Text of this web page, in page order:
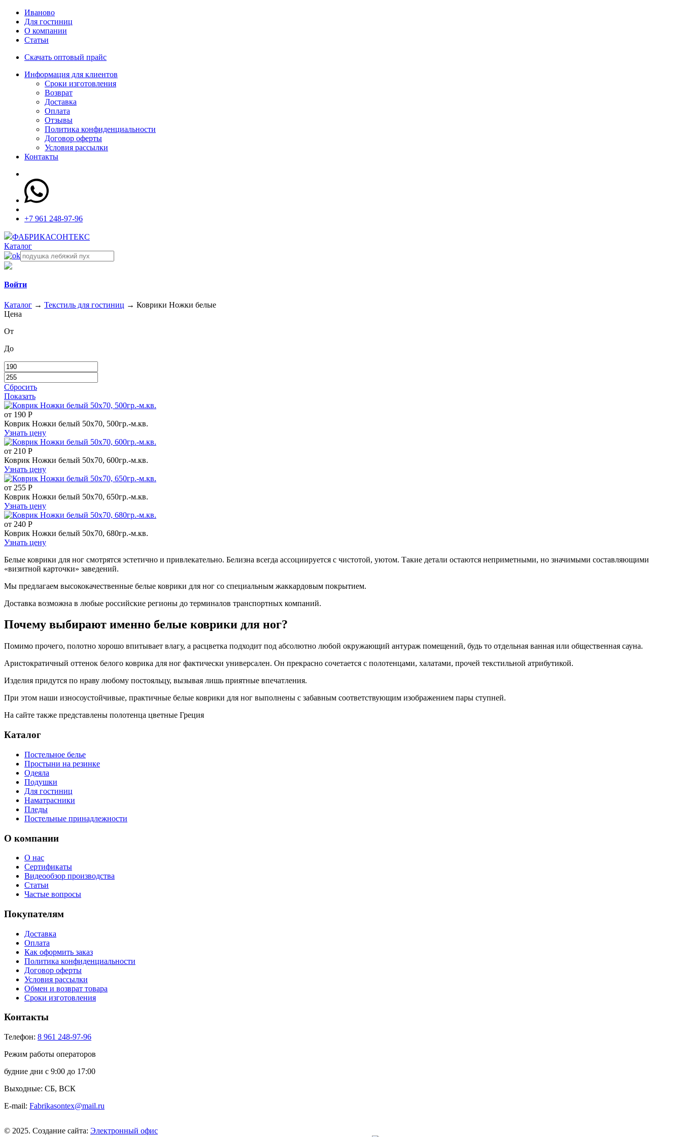
Иваново
Для гостиниц
О компании
Статьи
Скачать оптовый прайс
Информация для клиентов
Сроки изготовления
Возврат
Доставка
Оплата
Отзывы
Политика конфиденциальности
Договор оферты
Условия рассылки
Контакты
+7 961 248-97-96
ФАБРИКАСОНТЕКС
Каталог
Войти
Каталог → Текстиль для гостиниц → Коврики Ножки белые
Цена
От
До
Сбросить
Показать
от 190 Р
Коврик Ножки белый 50х70, 500гр.-м.кв.
Узнать цену
от 210 Р
Коврик Ножки белый 50х70, 600гр.-м.кв.
Узнать цену
от 255 Р
Коврик Ножки белый 50х70, 650гр.-м.кв.
Узнать цену
от 240 Р
Коврик Ножки белый 50х70, 680гр.-м.кв.
Узнать цену
Белые коврики для ног смотрятся эстетично и привлекательно. Белизна всегда ассоциируется с чистотой, уютом. Такие детали остаются неприметными, но значимыми составляющими
«визитной карточки» заведений.
Мы предлагаем высококачественные белые коврики для ног со специальным жаккардовым покрытием.
Доставка возможна в любые российские регионы до терминалов транспортных компаний.
Почему выбирают именно белые коврики для ног?
Помимо прочего, полотно хорошо впитывает влагу, а расцветка подходит под абсолютно любой окружающий антураж помещений, будь то отдельная ванная или общественная сауна.
Аристократичный оттенок белого коврика для ног фактически универсален. Он прекрасно сочетается с полотенцами, халатами, прочей текстильной атрибутикой.
Изделия придутся по нраву любому постояльцу, вызывая лишь приятные впечатления.
При этом наши износоустойчивые, практичные белые коврики для ног выполнены с забавным соответствующим изображением пары ступней.
На сайте также представлены полотенца цветные Греция
Каталог
Постельное белье
Простыни на резинке
Одеяла
Подушки
Для гостиниц
Наматрасники
Пледы
Постельные принадлежности
О компании
О нас
Сертификаты
Видеообзор производства
Статьи
Частые вопросы
Покупателям
Доставка
Оплата
Как оформить заказ
Политика конфиденциальности
Договор оферты
Условия рассылки
Обмен и возврат товара
Сроки изготовления
Контакты
Телефон: 8 961 248-97-96
Режим работы операторов
будние дни с 9:00 до 17:00
Выходные: СБ, ВСК
E-mail: Fabrikasontex@mail.ru
© 2025. Создание сайта: Электронный офис